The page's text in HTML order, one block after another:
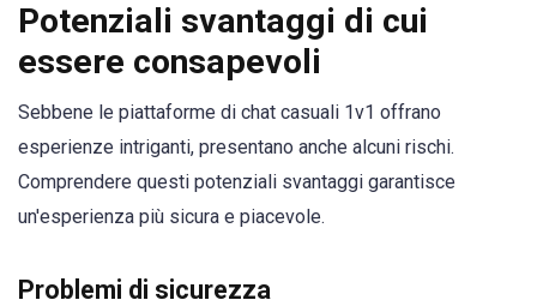
Potenziali svantaggi di cui
essere consapevoli
Sebbene le piattaforme di chat casuali 1v1 offrano
esperienze intriganti, presentano anche alcuni rischi.
Comprendere questi potenziali svantaggi garantisce
un'esperienza più sicura e piacevole.
Problemi di sicurezza